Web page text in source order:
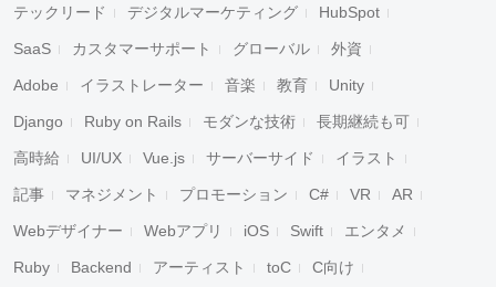
テックリード デジタルマーケティング HubSpot
SaaS カスタマーサポート グローバル 外資
Adobe イラストレーター 音楽 教育 Unity
Django Ruby on Rails モダンな技術 長期継続も可
高時給 UI/UX Vue.js サーバーサイド イラスト
記事 マネジメント プロモーション C# VR AR
Webデザイナー Webアプリ iOS Swift エンタメ
Ruby Backend アーティスト toC C向け